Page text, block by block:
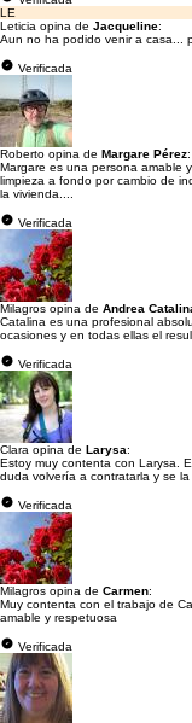
LE
Leticia opina de Jacqueline:
Aun no ha podido venir a casa...
Verificada
Roberto opina de Margare Pérez:
Margare es una persona amable
limpieza a fondo por cambio de
la vivienda....
Verificada
Milagros opina de Andrea
Catalina es una profesional
ocasiones y en todas ellas el
Verificada
Clara opina de Larysa:
Estoy muy contenta con Larysa.
duda volvería a contratarla y se
Verificada
Milagros opina de Carmen:
Muy contenta con el trabajo de
amable y respetuosa
Verificada